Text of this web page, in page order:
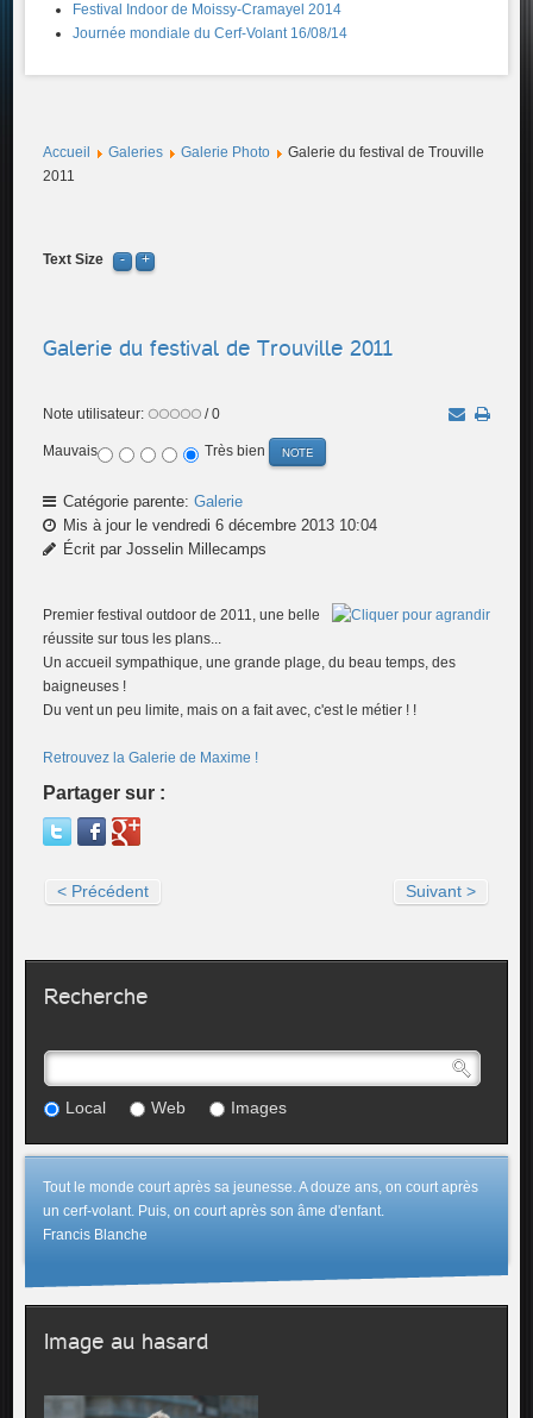
Festival Indoor de Moissy-Cramayel 2014
Journée mondiale du Cerf-Volant 16/08/14
Accueil Galeries Galerie Photo
Galerie du festival de Trouville
2011
Text Size
Galerie du festival de Trouville 2011
Note utilisateur: / 0
Mauvais Très bien
Catégorie parente:Galerie
Mis à jour le vendredi 6 décembre 2013 10:04
Écrit par Josselin Millecamps
Premier festival outdoor de 2011, une belle
réussite sur tous les plans...
Un accueil sympathique, une grande plage, du beau temps, des
baigneuses !
Du vent un peu limite, mais on a fait avec, c'est le métier ! !
Retrouvez la Galerie de Maxime !
Partager sur :
< Précédent Suivant >
Recherche
Local Web Images
Tout le monde court après sa jeunesse. A douze ans, on court après
un cerf-volant. Puis, on court après son âme d'enfant.
Francis Blanche
Image au hasard